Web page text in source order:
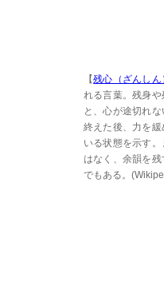
【残心（ざんしん
れる言葉。残身
と、心が途切れ
終えた後、力を
いる状態を示す
はなく、余韻を
でもある。